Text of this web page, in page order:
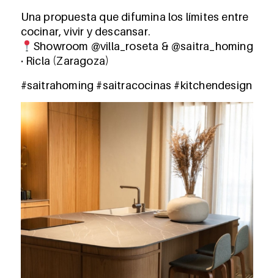
Una propuesta que difumina los límites entre
cocinar, vivir y descansar.
Showroom @villa_roseta & @saitra_homing
· Ricla (Zaragoza)
#saitrahoming #saitracocinas #kitchendesign